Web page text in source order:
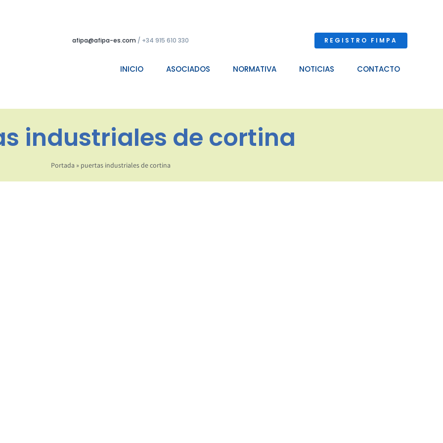
afipa@afipa-es.com / +34 915 610 330 REGISTRO FIMPA
INICIO ASOCIADOS NORMATIVA NOTICIAS CONTACTO
industriales de cortina
Portada » puertas industriales de cortina